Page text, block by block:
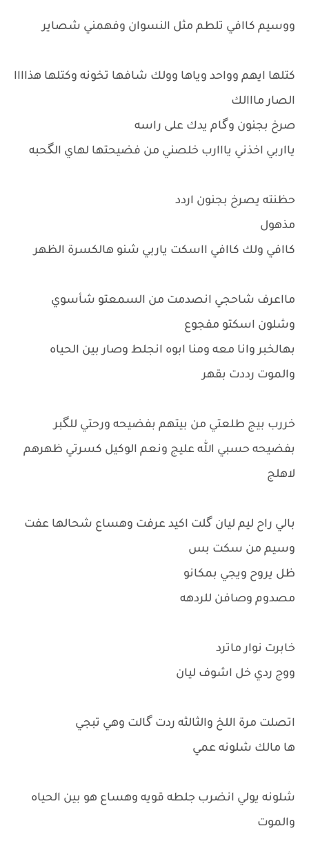
ووسيم كاافي تلطم مثل النسوان وفهمني شصاير
كتلها ايهم وواحد وياها وولك شافها تخونه وكتلها هذاااا
الصار مااالك
صرخ بجنون وگام يدك على راسه
يااربي اخذني يااارب خلصني من فضيحتها لهاي الگحبه
حظنته يصرخ بجنون اردد
مذهول
كاافي ولك كاافي ااسكت ياربي شنو هالكسرة الظهر
مااعرف شاحجي انصدمت من السمعتو شأسوي
وشلون اسكتو مفجوع
بهالخبر وانا معه ومنا ابوه انجلط وصار بين الحياه
والموت رددت بقهر
خررب بيج طلعتي من بيتهم بفضيحه ورحتي للگبر
بفضيحه حسبي الله عليج ونعم الوكيل كسرتي ظهرهم
لاهلج
بالي راح ليم ليان گلت اكيد عرفت وهساع شحالها عفت
وسيم من سكت بس
ظل يروح ويجي بمكانو
مصدوم وصافن للردهه
خابرت نوار ماترد
ووج ردي خل اشوف ليان
اتصلت مرة اللخ والثالثه ردت گالت وهي تبجي
ها مالك شلونه عمي
شلونه يولي انضرب جلطه قويه وهساع هو بين الحياه
والموت